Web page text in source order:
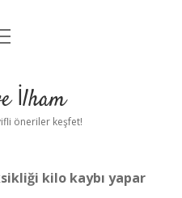
İlham
öneriler keşfet!
kilo kaybı yapar